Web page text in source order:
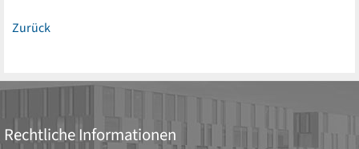
Zurück
Rechtliche Informationen